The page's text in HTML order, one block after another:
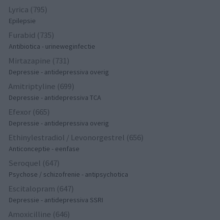
Lyrica (795)
Epilepsie
Furabid (735)
Antibiotica - urineweginfectie
Mirtazapine (731)
Depressie - antidepressiva overig
Amitriptyline (699)
Depressie - antidepressiva TCA
Efexor (665)
Depressie - antidepressiva overig
Ethinylestradiol / Levonorgestrel (656)
Anticonceptie - eenfase
Seroquel (647)
Psychose / schizofrenie - antipsychotica
Escitalopram (647)
Depressie - antidepressiva SSRI
Amoxicilline (646)